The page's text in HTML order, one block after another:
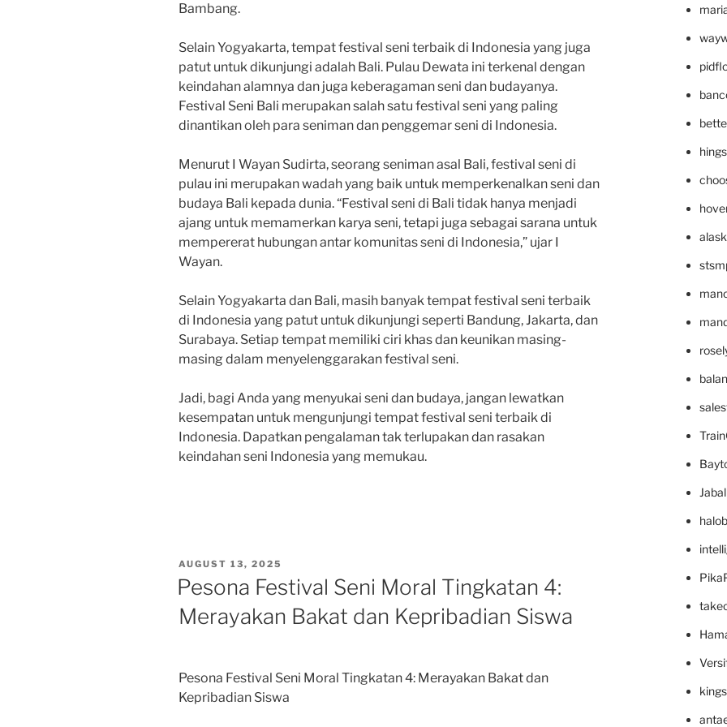
Bambang.
Selain Yogyakarta, tempat festival seni terbaik di Indonesia yang juga
patut untuk dikunjungi adalah Bali. Pulau Dewata ini terkenal dengan
keindahan alamnya dan juga keberagaman seni dan budayanya.
Festival Seni Bali merupakan salah satu festival seni yang paling
dinantikan oleh para seniman dan penggemar seni di Indonesia.
Menurut I Wayan Sudirta, seorang seniman asal Bali, festival seni di
pulau ini merupakan wadah yang baik untuk memperkenalkan seni dan
budaya Bali kepada dunia. “Festival seni di Bali tidak hanya menjadi
ajang untuk memamerkan karya seni, tetapi juga sebagai sarana untuk
mempererat hubungan antar komunitas seni di Indonesia,” ujar I
Wayan.
Selain Yogyakarta dan Bali, masih banyak tempat festival seni terbaik
di Indonesia yang patut untuk dikunjungi seperti Bandung, Jakarta, dan
Surabaya. Setiap tempat memiliki ciri khas dan keunikan masing-
masing dalam menyelenggarakan festival seni.
Jadi, bagi Anda yang menyukai seni dan budaya, jangan lewatkan
kesempatan untuk mengunjungi tempat festival seni terbaik di
Indonesia. Dapatkan pengalaman tak terlupakan dan rasakan
keindahan seni Indonesia yang memukau.
POSTED
ON
AUGUST 13, 2025
Pesona Festival Seni Moral Tingkatan 4:
Merayakan Bakat dan Kepribadian Siswa
Pesona Festival Seni Moral Tingkatan 4: Merayakan Bakat dan
Kepribadian Siswa